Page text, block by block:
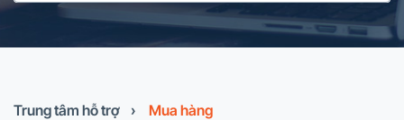
Trung tâm hỗ trợ › Mua hàng